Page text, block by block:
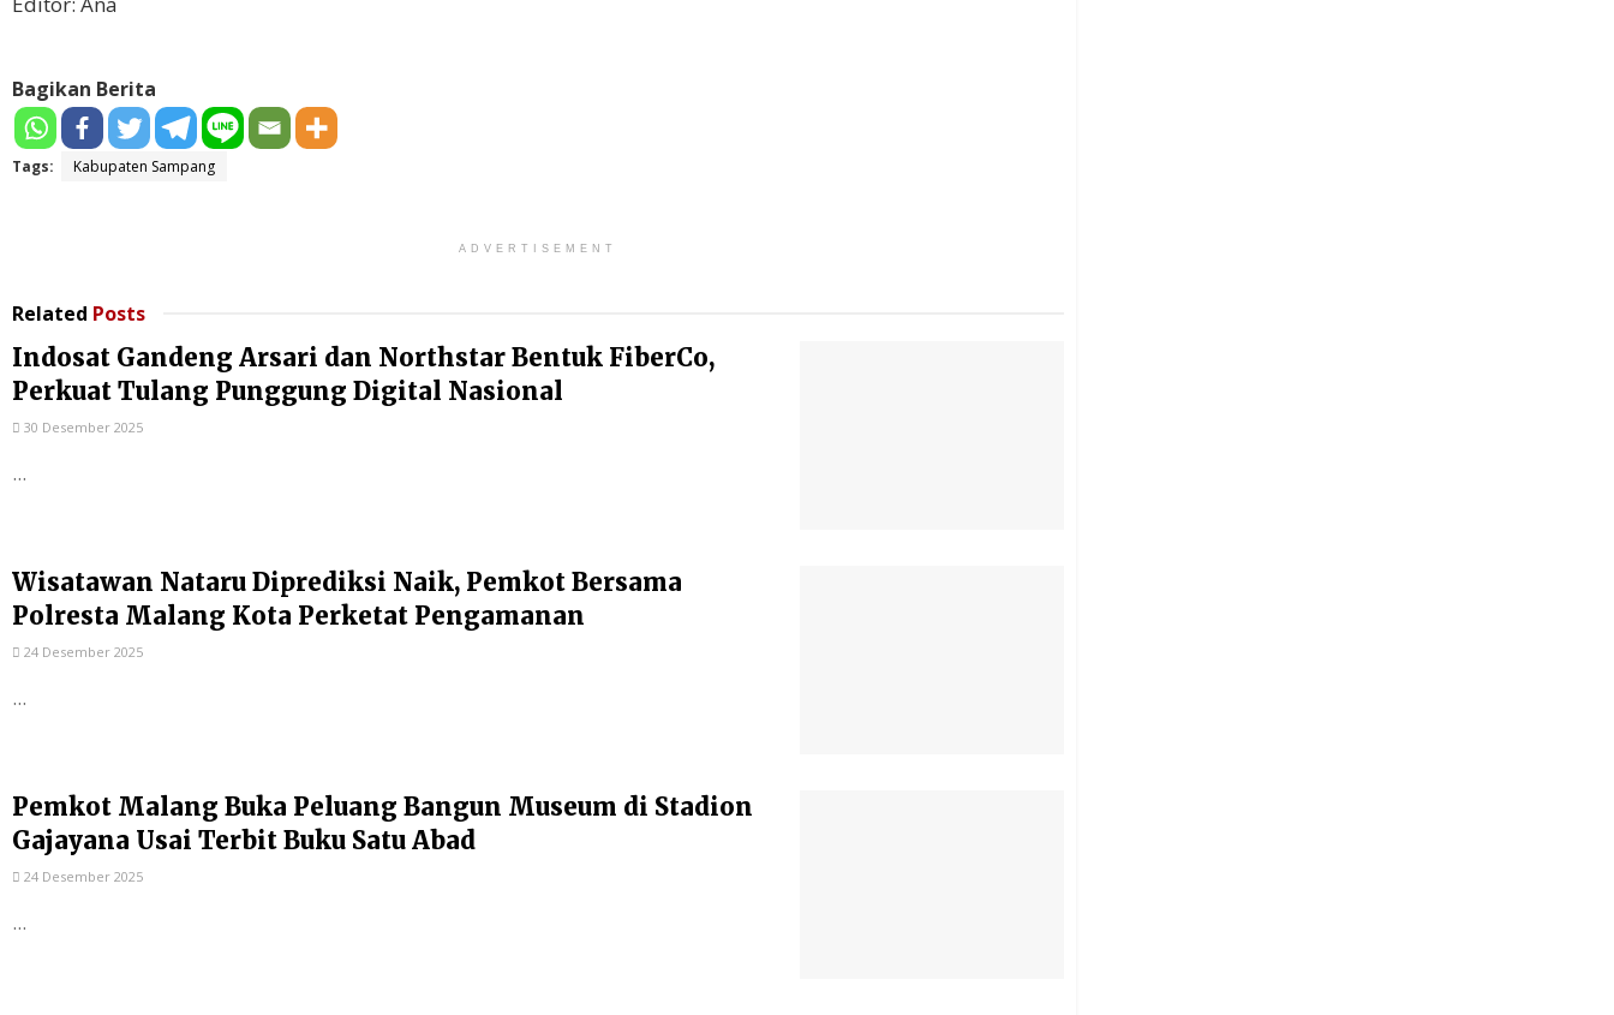
Bagikan Berita
Tags: Kabupaten Sampang
ADVERTISEMENT
Related Posts
Indosat Gandeng Arsari dan Northstar Bentuk FiberCo,
Perkuat Tulang Punggung Digital Nasional
30 Desember 2025
...
Wisatawan Nataru Diprediksi Naik, Pemkot Bersama
Polresta Malang Kota Perketat Pengamanan
24 Desember 2025
...
Pemkot Malang Buka Peluang Bangun Museum di Stadion
Gajayana Usai Terbit Buku Satu Abad
24 Desember 2025
...